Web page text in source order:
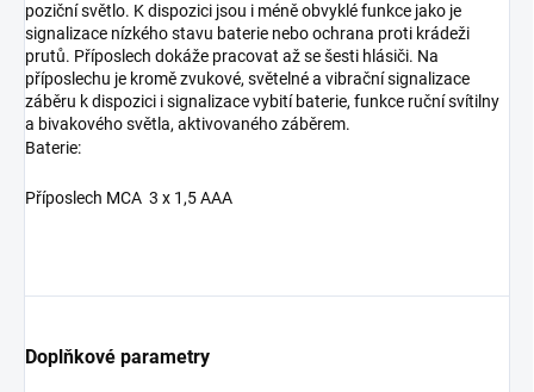
poziční světlo. K dispozici jsou i méně obvyklé funkce jako je
signalizace nízkého stavu baterie nebo ochrana proti krádeži
prutů. Příposlech dokáže pracovat až se šesti hlásiči. Na
příposlechu je kromě zvukové, světelné a vibrační signalizace
záběru k dispozici i signalizace vybití baterie, funkce ruční svítilny
a bivakového světla, aktivovaného záběrem.
Baterie:
Příposlech MCA 3 x 1,5 AAA
Doplňkové parametry